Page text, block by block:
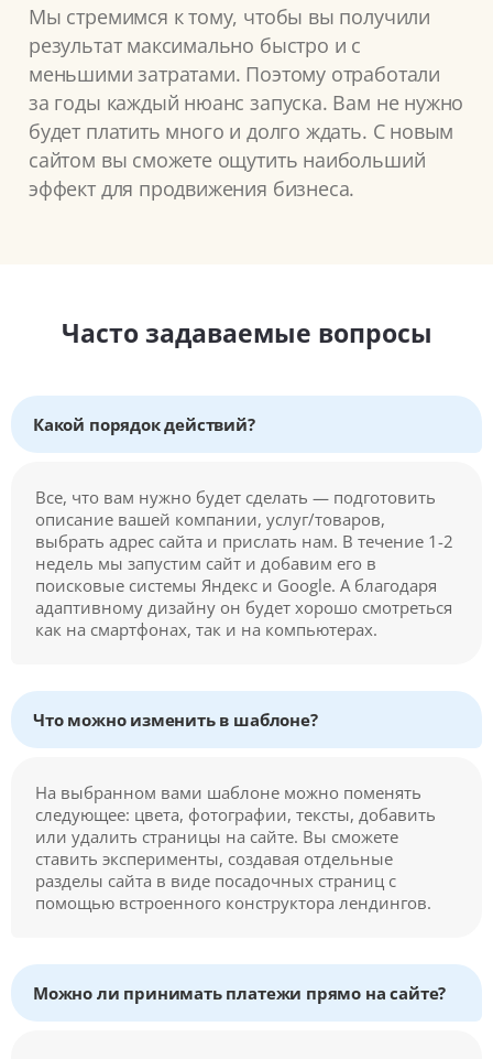
Мы стремимся к тому, чтобы вы получили
результат максимально быстро и с
меньшими затратами. Поэтому отработали
за годы каждый нюанс запуска. Вам не нужно
будет платить много и долго ждать. С новым
сайтом вы сможете ощутить наибольший
эффект для продвижения бизнеса.
Часто задаваемые вопросы
Какой порядок действий?
Все, что вам нужно будет сделать — подготовить
описание вашей компании, услуг/товаров,
выбрать адрес сайта и прислать нам. В течение 1-2
недель мы запустим сайт и добавим его в
поисковые системы Яндекс и Google. А благодаря
адаптивному дизайну он будет хорошо смотреться
как на смартфонах, так и на компьютерах.
Что можно изменить в шаблоне?
На выбранном вами шаблоне можно поменять
следующее: цвета, фотографии, тексты, добавить
или удалить страницы на сайте. Вы сможете
ставить эксперименты, создавая отдельные
разделы сайта в виде посадочных страниц с
помощью встроенного конструктора лендингов.
Можно ли принимать платежи прямо на сайте?